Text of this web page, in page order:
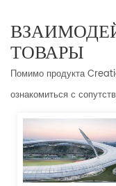
ТОВАРЫ
Помимо продукта
ознакомиться с